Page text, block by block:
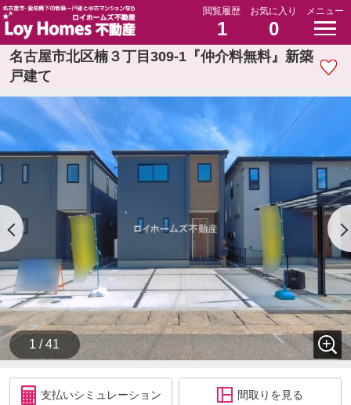
閲覧履歴
1
お気に入り
0
メニュー
名古屋市北区楠３丁目309-1『仲介料無料』新築
戸建て
1 / 41
支払いシミュレーション 間取りを見る